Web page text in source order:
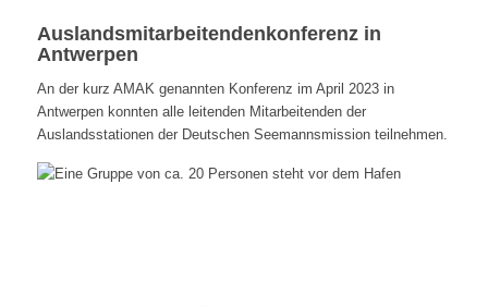
Auslandsmitarbeitendenkonferenz in
Antwerpen
An der kurz AMAK genannten Konferenz im April 2023 in
Antwerpen konnten alle leitenden Mitarbeitenden der
Auslandsstationen der Deutschen Seemannsmission teilnehmen.